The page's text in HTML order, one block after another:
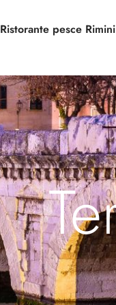
Ristorante pesce Rimini